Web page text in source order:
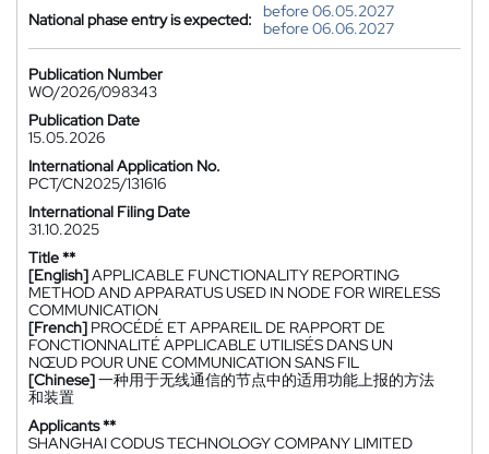
National phase entry is expected:
before 06.05.2027
before 06.06.2027
Publication Number
WO/2026/098343
Publication Date
15.05.2026
International Application No.
PCT/CN2025/131616
International Filing Date
31.10.2025
Title **
[English]APPLICABLE FUNCTIONALITY REPORTING
METHOD AND APPARATUS USED IN NODE FOR WIRELESS
COMMUNICATION
[French] PROCÉDÉ ET APPAREIL DE RAPPORT DE
FONCTIONNALITÉ APPLICABLE UTILISÉS DANS UN
NŒUD POUR UNE COMMUNICATION SANS FIL
[Chinese]一种用于无线通信的节点中的适用功能上报的方法
和装置
Applicants **
SHANGHAI CODUS TECHNOLOGY COMPANY LIMITED